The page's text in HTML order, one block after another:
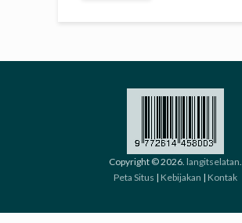
Copyright © 2026. langitselatan.
Peta Situs | Kebijakan | Kontak